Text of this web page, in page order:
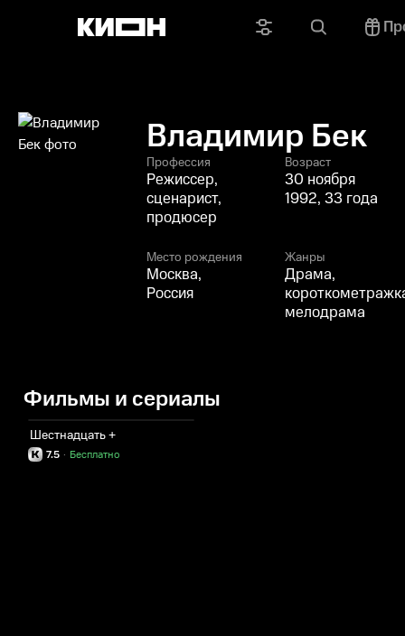
Владимир Бек
Профессия
Режиссер,
сценарист,
продюсер
Возраст
30 ноября
1992, 33 года
Место рождения
Москва,
Россия
Жанры
Драма,
мелодрама
Фильмы и сериалы
Шестнадцать +
7.5 Бесплатно
·